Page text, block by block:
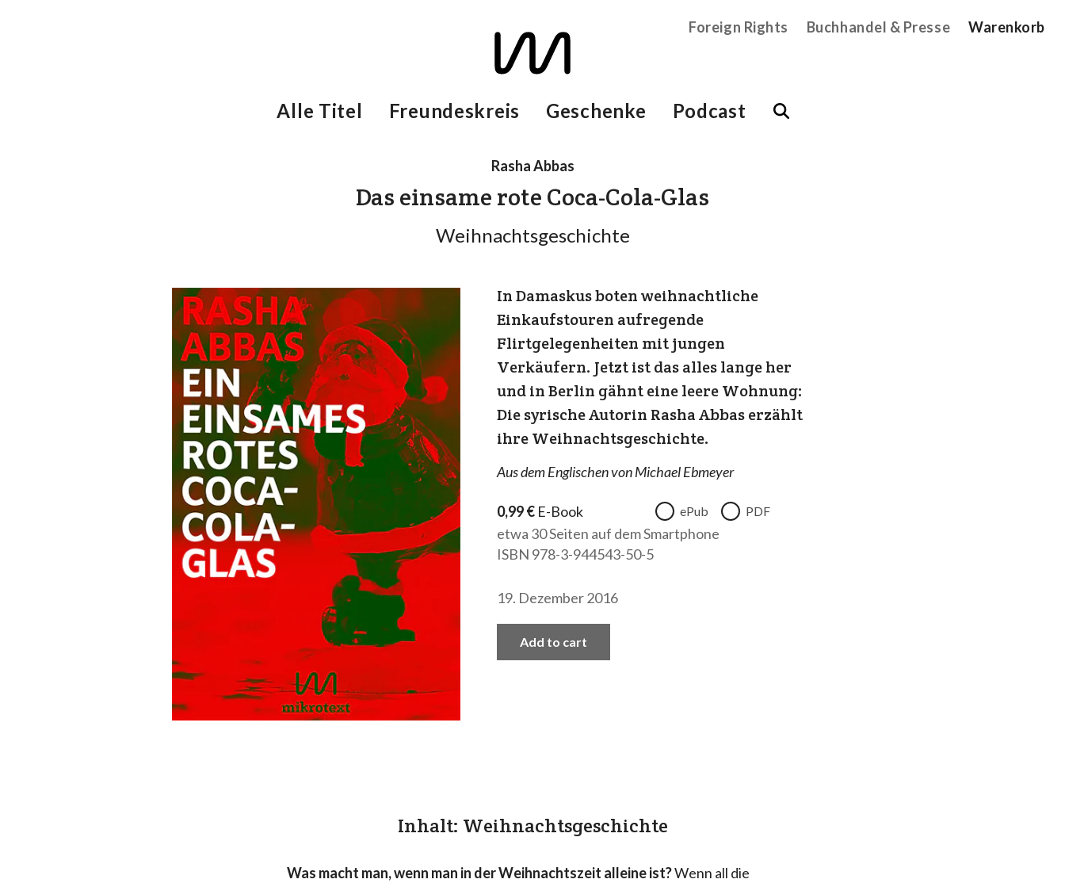
Foreign Rights Buchhandel & Presse Warenkorb
Alle Titel Freundeskreis Geschenke Podcast
Rasha Abbas
Das einsame rote Coca-Cola-Glas
Weihnachtsgeschichte
In Damaskus boten weihnachtliche
Einkaufstouren aufregende
Flirtgelegenheiten mit jungen
Verkäufern. Jetzt ist das alles lange her
und in Berlin gähnt eine leere Wohnung:
Die syrische Autorin Rasha Abbas erzählt
ihre Weihnachtsgeschichte.
Aus dem Englischen von Michael Ebmeyer
0,99€ E-Book ePub PDF
etwa 30 Seiten auf dem Smartphone
ISBN 978-3-944543-50-5
19. Dezember 2016
Add to cart
Inhalt: Weihnachtsgeschichte
Was macht man, wenn man in der Weihnachtszeit alleine ist?Wenn all die